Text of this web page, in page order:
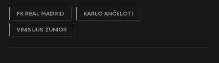
FK REAL MADRID KARLO ANĆELOTI
VINISIJUS ŽUNIOR